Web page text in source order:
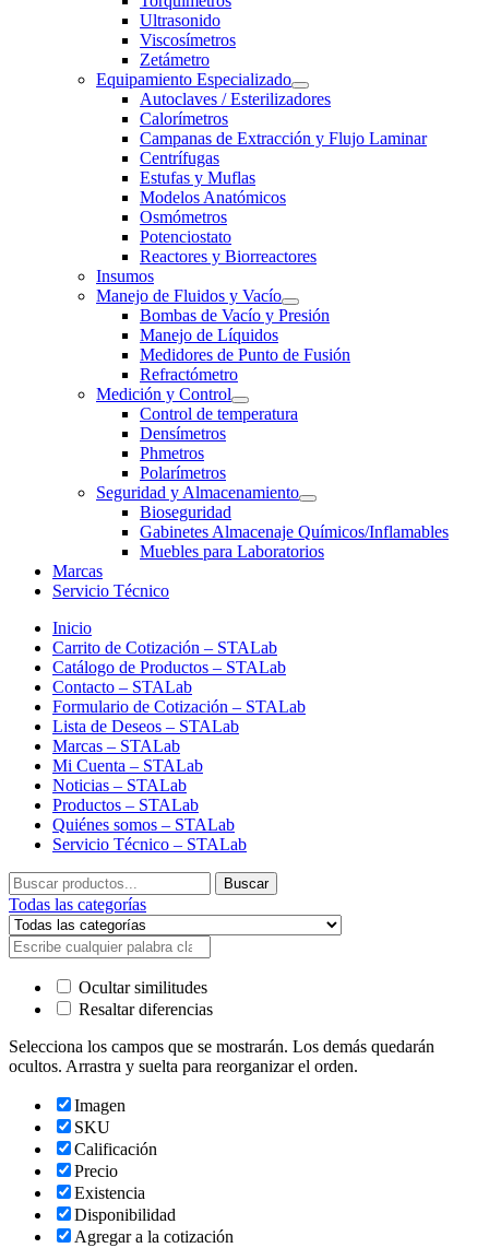
Ultrasonido
Viscosímetros
Zetámetro
Equipamiento Especializado
Autoclaves / Esterilizadores
Calorímetros
Campanas de Extracción y Flujo Laminar
Centrífugas
Estufas y Muflas
Modelos Anatómicos
Osmómetros
Potenciostato
Reactores y Biorreactores
Insumos
Manejo de Fluidos y Vacío
Bombas de Vacío y Presión
Manejo de Líquidos
Medidores de Punto de Fusión
Refractómetro
Medición y Control
Control de temperatura
Densímetros
Phmetros
Polarímetros
Seguridad y Almacenamiento
Bioseguridad
Gabinetes Almacenaje Químicos/Inflamables
Muebles para Laboratorios
Marcas
Servicio Técnico
Inicio
Carrito de Cotización – STALab
Catálogo de Productos – STALab
Contacto – STALab
Formulario de Cotización – STALab
Lista de Deseos – STALab
Marcas – STALab
Mi Cuenta – STALab
Noticias – STALab
Productos – STALab
Quiénes somos – STALab
Servicio Técnico – STALab
Buscar
por:
Buscar
Todas las categorías
Ocultar similitudes
Resaltar diferencias
Selecciona los campos que se mostrarán. Los demás quedarán
ocultos. Arrastra y suelta para reorganizar el orden.
Imagen
SKU
Calificación
Precio
Existencia
Disponibilidad
Agregar a la cotización